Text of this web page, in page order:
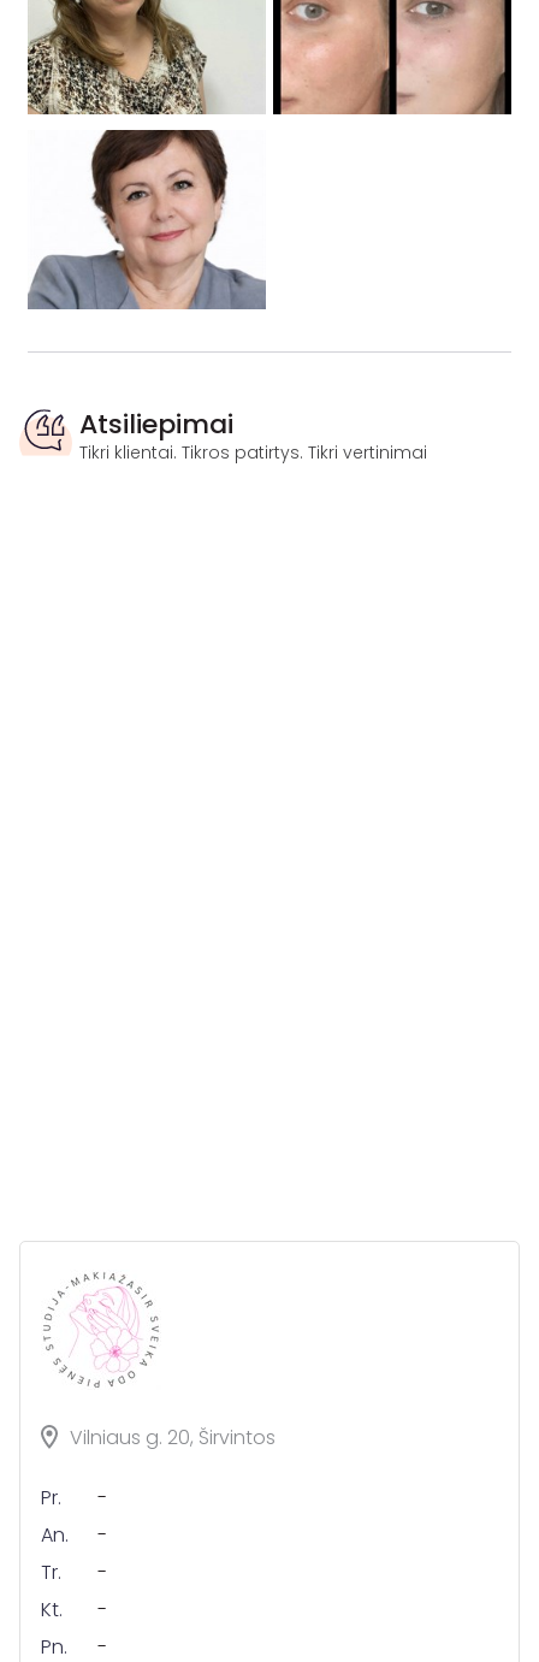
Atsiliepimai
Tikri klientai. Tikros patirtys. Tikri vertinimai
Vilniaus g. 20, Širvintos
Pr.
-
An.
-
Tr.
-
Kt.
-
Pn.
-